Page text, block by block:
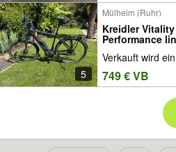
5
Mülheim (Ruhr)
Kreidler
Performance
Verkauft wird
749 € VB